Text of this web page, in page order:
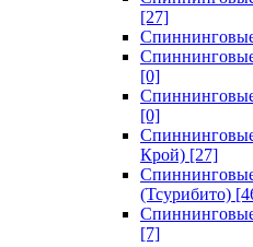
[27]
[0]
[0]
Крой) [27]
(Тсурибито)
[7]